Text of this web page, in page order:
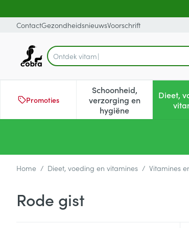
ContactGezondheidsnieuwsVoorschrift
Product, merk, categorie...
Op zo
Promoties
Schoonheid,
verzorging en
hygiëne
Toon submenu
Dieet,
Home / Dieet, voeding en vitamines / Vitamines
Rode gist